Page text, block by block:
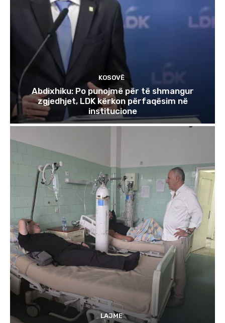
KOSOVË
Abdixhiku: Po punojmë për të shmangur
zgjedhjet, LDK kërkon përfaqësim në
institucione
LAJME